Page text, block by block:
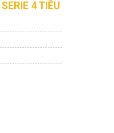
4 TIÊU